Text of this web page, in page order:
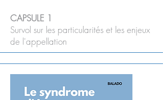
CAPSULE 1
Survol sur les particularités et les enjeux
de l'appellation